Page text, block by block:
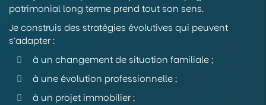
patrimonial long terme prend tout son sens.
Je construis des stratégies évolutives qui peuvent
s’adapter :
à un changement de situation familiale ;
à une évolution professionnelle ;
à un projet immobilier ;